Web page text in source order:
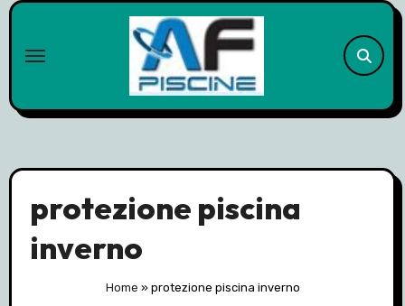
Skip
content
protezione piscina
inverno
Home » protezione piscina inverno